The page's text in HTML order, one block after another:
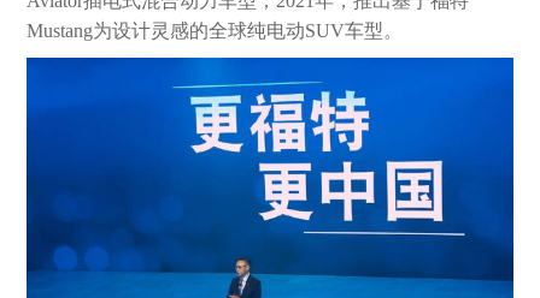
Mustang为设计灵感的全球纯电动SUV车型。